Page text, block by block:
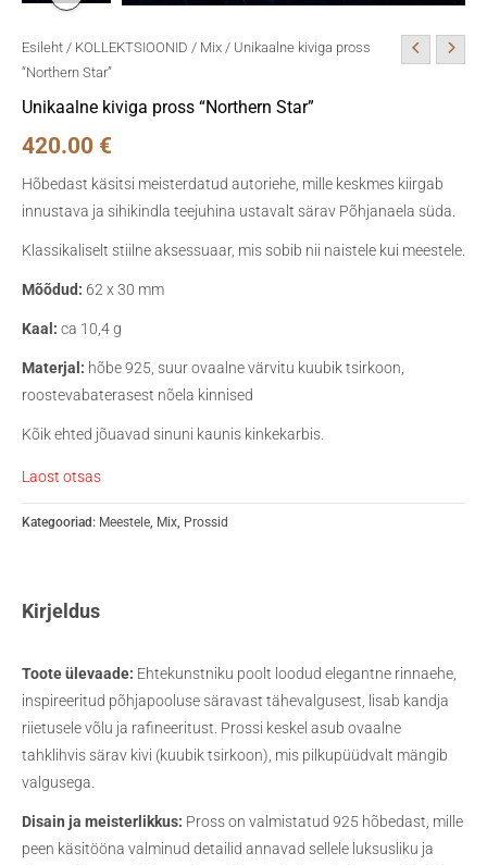
Esileht / KOLLEKTSIOONID / Mix / Unikaalne kiviga pross
“Northern Star”
Unikaalne kiviga pross “Northern Star”
420.00 €
Hõbedast käsitsi meisterdatud autoriehe, mille keskmes kiirgab
innustava ja sihikindla teejuhina ustavalt särav Põhjanaela süda.
Klassikaliselt stiilne aksessuaar, mis sobib nii naistele kui meestele.
Mõõdud: 62 x 30 mm
Kaal: ca 10,4 g
Materjal: hõbe 925, suur ovaalne värvitu kuubik tsirkoon,
roostevabaterasest nõela kinnised
Kõik ehted jõuavad sinuni kaunis kinkekarbis.
Laost otsas
Kategooriad: Meestele Mix Prossid
Kirjeldus
Toote ülevaade: Ehtekunstniku poolt loodud elegantne rinnaehe,
inspireeritud põhjapooluse säravast tähevalgusest, lisab kandja
riietusele võlu ja rafineeritust. Prossi keskel asub ovaalne
tahklihvis särav kivi (kuubik tsirkoon), mis pilkupüüdvalt mängib
valgusega.
Disain ja meisterlikkus: Pross on valmistatud 925 hõbedast, mille
peen käsitööna valminud detailid annavad sellele luksusliku ja